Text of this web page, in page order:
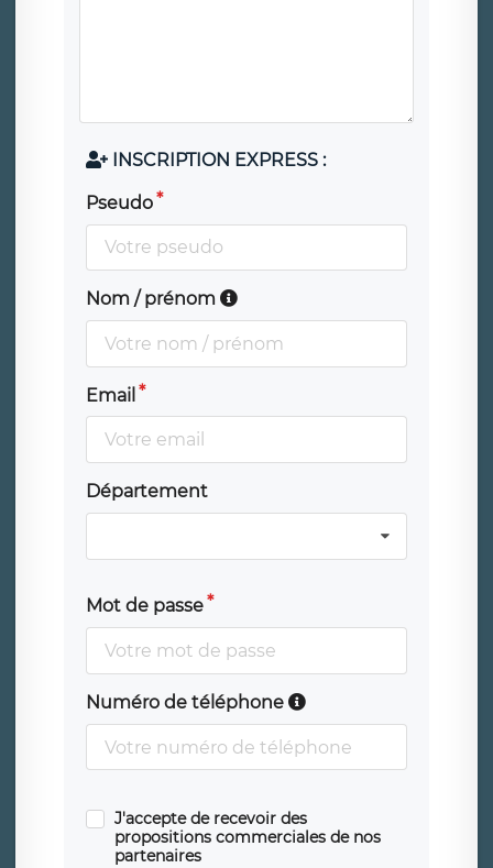
INSCRIPTION EXPRESS :
Pseudo
Nom / prénom
Email
Département
Mot de passe
Numéro de téléphone
J'accepte de recevoir des
propositions commerciales de nos
partenaires